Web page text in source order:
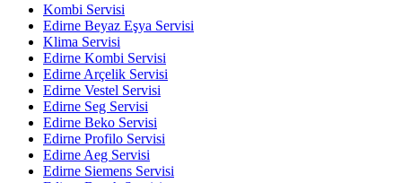
Kombi Servisi
Edirne Beyaz Eşya Servisi
Klima Servisi
Edirne Kombi Servisi
Edirne Arçelik Servisi
Edirne Vestel Servisi
Edirne Seg Servisi
Edirne Beko Servisi
Edirne Profilo Servisi
Edirne Aeg Servisi
Edirne Siemens Servisi